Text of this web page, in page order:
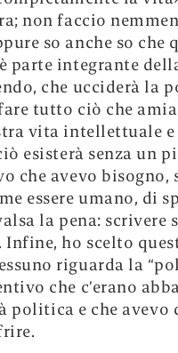
non faccio
so anche so che
parte integrante
che ucciderà la
tutto ciò che
vita intellettuale
esisterà senza un
che avevo bisogno,
essere umano, di
la pena: scrivere
Infine, ho scelto
riguarda la
che c’erano
e che avevo